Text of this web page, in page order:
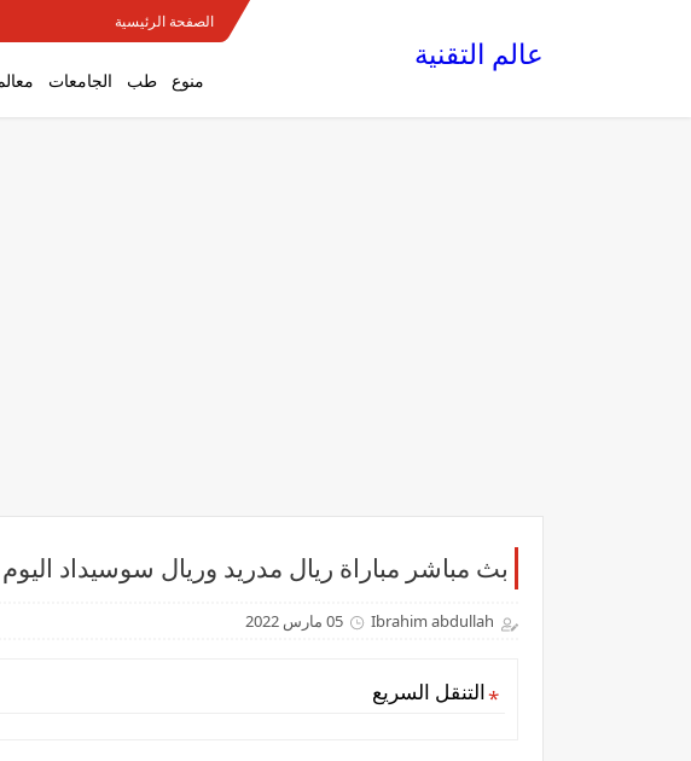
الصفحة الرئيسية
عالم التقنية
منوع طب الجامعات
بث مباشر مباراة ريال مدريد وريال سوسيداد اليوم
Ibrahim abdullah 05 مارس 2022
التنقل السريع